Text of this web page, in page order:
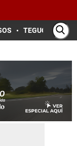
TEGUCIGALPA